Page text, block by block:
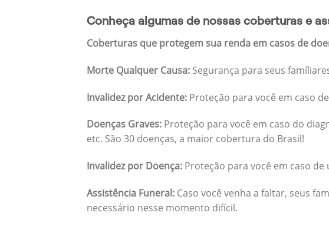
Conheça algumas de nossas coberturas e
Coberturas que protegem sua renda em casos de
Morte Qualquer Causa: Segurança para seus
Invalidez por Acidente: Proteção para você em caso
Doenças Graves: Proteção para você em caso do
etc. São 30 doenças, a maior cobertura do Brasil!
Invalidez por Doença: Proteção para você em caso
Assistência Funeral: Caso você venha a faltar, seus
necessário nesse momento difícil.